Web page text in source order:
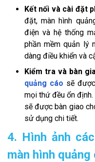
Kết nối và cài đặt
đặt, màn hình
điện và hệ thống
phần mềm quản lý
dàng điều khiển và
Kiểm tra và bàn
quảng cáo sẽ
mọi thứ đều ổn định.
sẽ được bàn giao
sử dụng chi tiết.
4. Hình ảnh
màn hình quảng